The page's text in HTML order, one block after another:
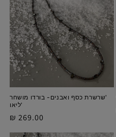
'שרשרת כסף ואבנים- בורדו מושחר
'ליאו
מחיר
269.00 ₪